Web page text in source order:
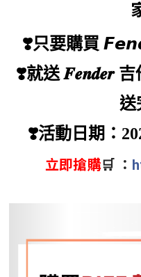
❣️只要購買
❣️就送𝑭𝒆𝒏𝒅𝒆𝒓 吉
送
❣️活動日期：
立即搶購🛒 ：